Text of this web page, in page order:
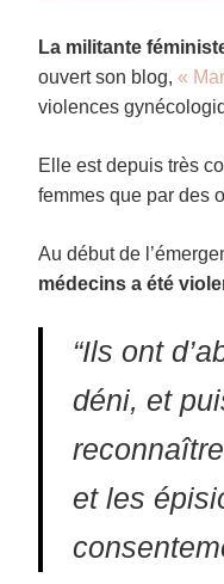
La militante
ouvert son blog, «
violences
Elle est depuis très
femmes que par des
Au début de
médecins a été
“Ils ont
déni, et
et les